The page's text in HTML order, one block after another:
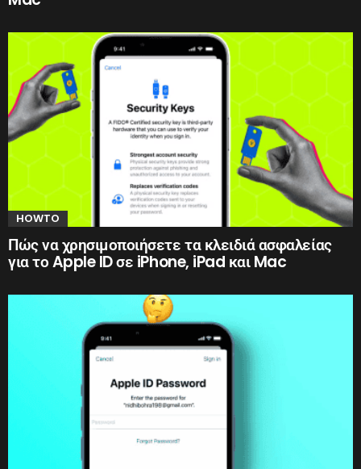
HOWTO
Πώς να χρησιμοποιήσετε τα κλειδιά ασφαλείας
για το Apple ID σε iPhone, iPad και Mac